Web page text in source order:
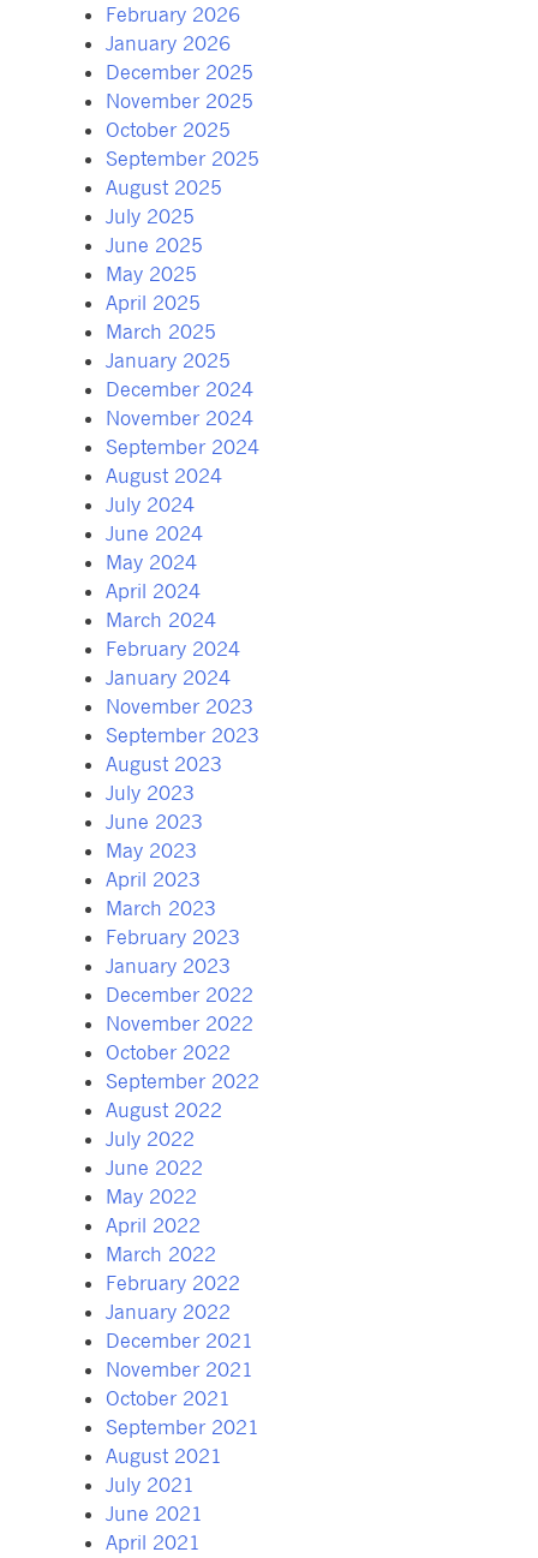
February 2026
January 2026
December 2025
November 2025
October 2025
September 2025
August 2025
July 2025
June 2025
May 2025
April 2025
March 2025
January 2025
December 2024
November 2024
September 2024
August 2024
July 2024
June 2024
May 2024
April 2024
March 2024
February 2024
January 2024
November 2023
September 2023
August 2023
July 2023
June 2023
May 2023
April 2023
March 2023
February 2023
January 2023
December 2022
November 2022
October 2022
September 2022
August 2022
July 2022
June 2022
May 2022
April 2022
March 2022
February 2022
January 2022
December 2021
November 2021
October 2021
September 2021
August 2021
July 2021
June 2021
April 2021